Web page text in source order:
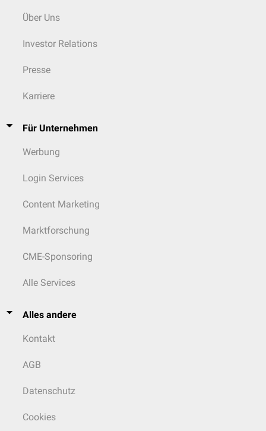
Über Uns
Investor Relations
Presse
Karriere
Für Unternehmen
Werbung
Login Services
Content Marketing
Marktforschung
CME-Sponsoring
Alle Services
Alles andere
Kontakt
AGB
Datenschutz
Cookies